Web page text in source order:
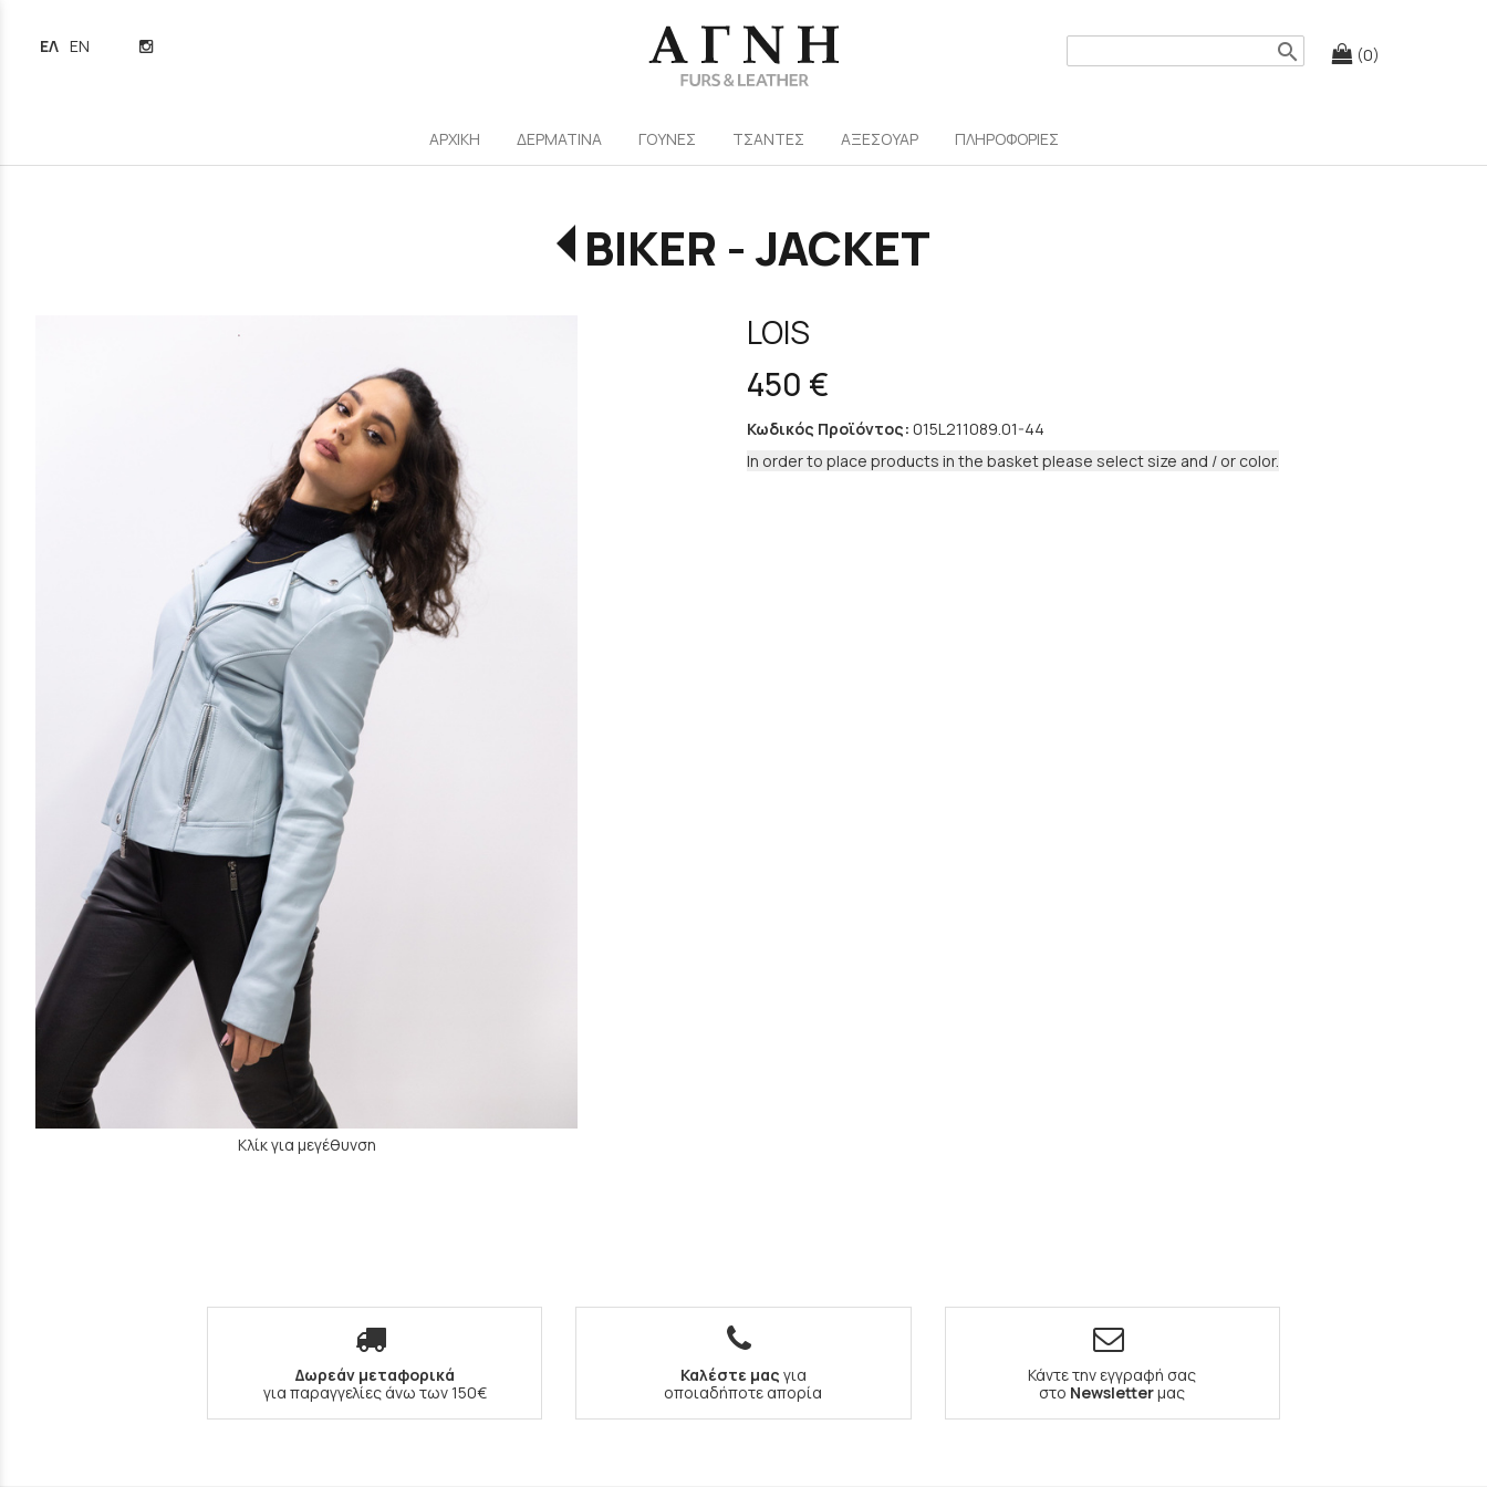
(0)
search
ΕΛΛΗΝΙΚΆ
ENGLISH
ΑΡΧΙΚΗ ΔΕΡΜΑΤΙΝΑ ΓΟΥΝΕΣ ΤΣΑΝΤΕΣ ΑΞΕΣΟΥΑΡ ΠΛΗΡΟΦΟΡΙΕΣ
BIKER - JACKET
Κλίκ για μεγέθυνση
LOIS
450 €
Κωδικός Προϊόντος: 015L211089.01-44
In order to place products in the basket please select size and / or color.
Δωρεάν μεταφορικά
για παραγγελίες άνω των 150€
Καλέστε μας για
οποιαδήποτε απορία
Κάντε την εγγραφή σας
στο Newsletterμας